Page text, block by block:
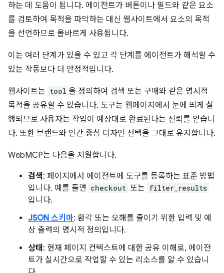
하는 데 도움이 됩니다. 에이전트가 버튼이나 필드와 같은 요소
를 검토하여 목적을 파악하는 대신 웹사이트에서 요소의 목적
을 선언하므로 올바르게 사용됩니다.
이는 여러 단계가 있을 수 있고 각 단계를 에이전트가 해석할 수
있는 작동보다 더 안정적입니다.
웹사이트는 tool 을 정의하여 검색 또는 구매와 같은 명시적
목적을 공유할 수 있습니다. 도구는 웹페이지에서 눈에 띄게 실
행되므로 사용자는 작업이 예상대로 완료된다는 신뢰를 얻습니
다. 또한 브랜드와 인간 중심 디자인 선택을 그대로 유지합니다.
WebMCP는 다음을 지원합니다.
검색: 페이지에서 에이전트에 도구를 등록하는 표준 방법
입니다. 예를 들면 checkout 또는 filter_results
입니다.
JSON 스키마: 환각 또는 오해를 줄이기 위한 입력 및 예
상 출력의 명시적 정의입니다.
상태 : 현재 페이지 컨텍스트에 대한 공유 이해로, 에이전
트가 실시간으로 작업할 수 있는 리소스를 알 수 있습니